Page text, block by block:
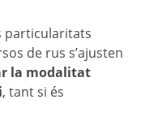
particularitats
de rus s’ajusten
la modalitat
, tant si és